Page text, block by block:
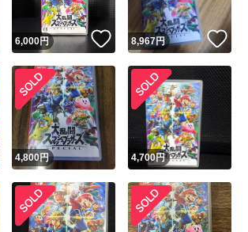
いいね！
6,000円 いいね！
8,967円
4,800円 4,700円